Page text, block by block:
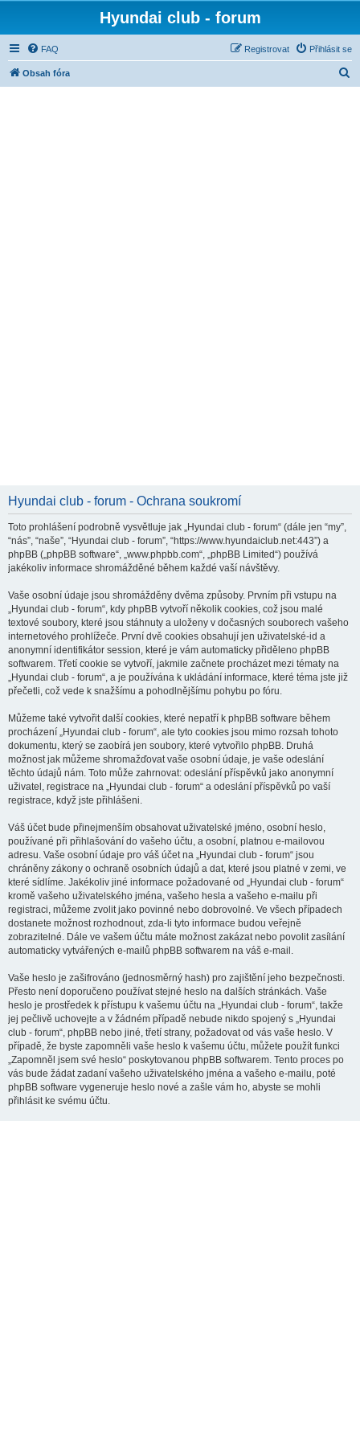
Hyundai club - forum
FAQ Přihlásit se
Registrovat
Obsah fóra
Hyundai club - forum - Ochrana soukromí
Toto prohlášení podrobně vysvětluje jak „Hyundai club - forum“ (dále jen “my”,
“nás”, “naše”, “Hyundai club - forum”, “https://www.hyundaiclub.net:443”) a
phpBB („phpBB software“, „www.phpbb.com“, „phpBB Limited“) používá
jakékoliv informace shromážděné během každé vaší návštěvy.
Vaše osobní údaje jsou shromážděny dvěma způsoby. Prvním při vstupu na
„Hyundai club - forum“, kdy phpBB vytvoří několik cookies, což jsou malé
textové soubory, které jsou stáhnuty a uloženy v dočasných souborech vašeho
internetového prohlížeče. První dvě cookies obsahují jen uživatelské-id a
anonymní identifikátor session, které je vám automaticky přiděleno phpBB
softwarem. Třetí cookie se vytvoří, jakmile začnete procházet mezi tématy na
„Hyundai club - forum“, a je používána k ukládání informace, které téma jste již
přečetli, což vede k snažšímu a pohodlnějšímu pohybu po fóru.
Můžeme také vytvořit další cookies, které nepatří k phpBB software během
procházení „Hyundai club - forum“, ale tyto cookies jsou mimo rozsah tohoto
dokumentu, který se zaobírá jen soubory, které vytvořilo phpBB. Druhá
možnost jak můžeme shromažďovat vaše osobní údaje, je vaše odeslání
těchto údajů nám. Toto může zahrnovat: odeslání příspěvků jako anonymní
uživatel, registrace na „Hyundai club - forum“ a odeslání příspěvků po vaší
registrace, když jste přihlášeni.
Váš účet bude přinejmenším obsahovat uživatelské jméno, osobní heslo,
používané při přihlašování do vašeho účtu, a osobní, platnou e-mailovou
adresu. Vaše osobní údaje pro váš účet na „Hyundai club - forum“ jsou
chráněny zákony o ochraně osobních údajů a dat, které jsou platné v zemi, ve
které sídlíme. Jakékoliv jiné informace požadované od „Hyundai club - forum“
kromě vašeho uživatelského jména, vašeho hesla a vašeho e-mailu při
registraci, můžeme zvolit jako povinné nebo dobrovolné. Ve všech případech
dostanete možnost rozhodnout, zda-li tyto informace budou veřejně
zobrazitelné. Dále ve vašem účtu máte možnost zakázat nebo povolit zasílání
automaticky vytvářených e-mailů phpBB softwarem na váš e-mail.
Vaše heslo je zašifrováno (jednosměrný hash) pro zajištění jeho bezpečnosti.
Přesto není doporučeno používat stejné heslo na dalších stránkách. Vaše
heslo je prostředek k přístupu k vašemu účtu na „Hyundai club - forum“, takže
jej pečlivě uchovejte a v žádném případě nebude nikdo spojený s „Hyundai
club - forum“, phpBB nebo jiné, třetí strany, požadovat od vás vaše heslo. V
případě, že byste zapomněli vaše heslo k vašemu účtu, můžete použít funkci
„Zapomněl jsem své heslo“ poskytovanou phpBB softwarem. Tento proces po
vás bude žádat zadaní vašeho uživatelského jména a vašeho e-mailu, poté
phpBB software vygeneruje heslo nové a zašle vám ho, abyste se mohli
přihlásit ke svému účtu.